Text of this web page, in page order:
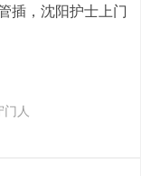
插，沈阳护士上门
人